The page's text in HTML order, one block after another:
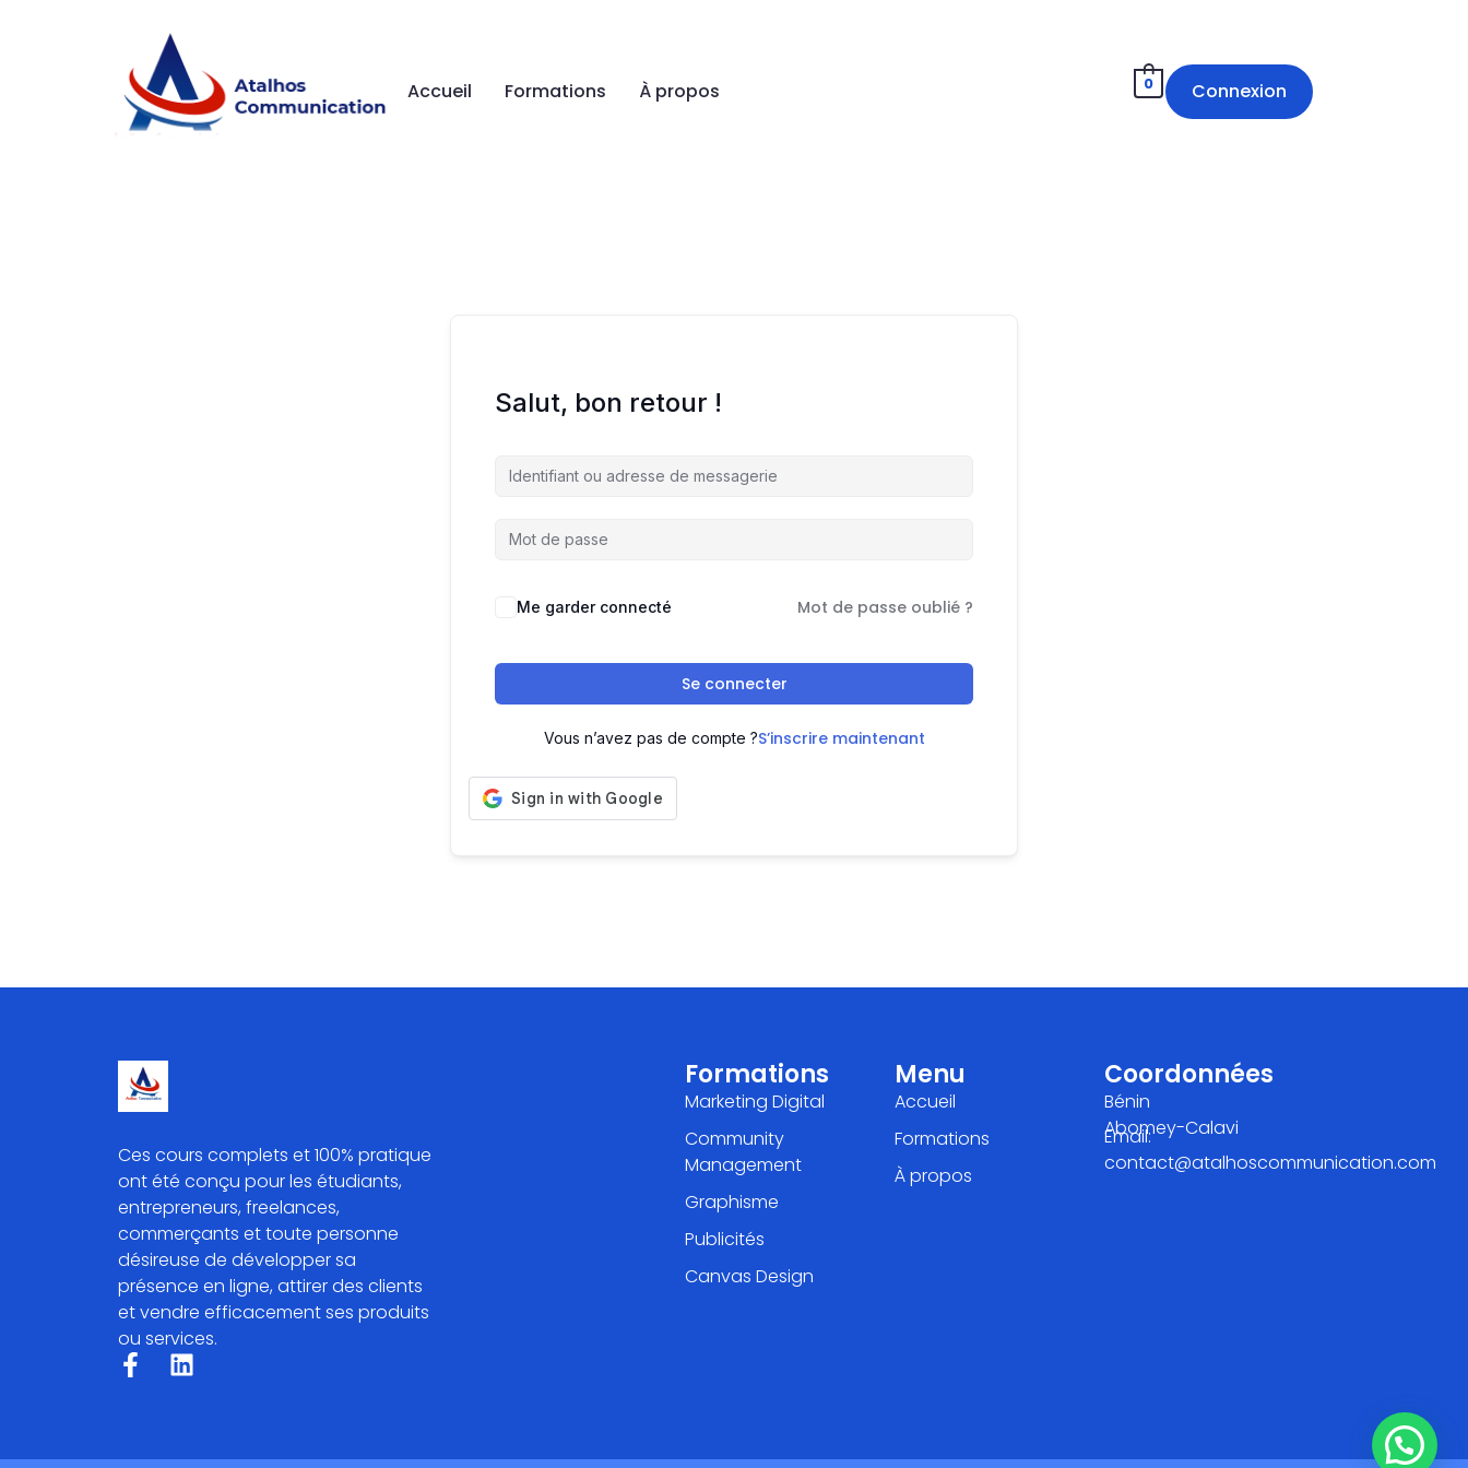
Accueil Formations À propos 0 Connexion
Salut, bon retour !
Me garder connecté Mot de passe oublié ?
Se connecter
Vous n’avez pas de compte ?S’inscrire maintenant
Ces cours complets et 100% pratique
ont été conçu pour les étudiants,
entrepreneurs, freelances,
commerçants et toute personne
désireuse de développer sa
présence en ligne, attirer des clients
et vendre efficacement ses produits
ou services.
Formations
Marketing Digital
Community
Management
Graphisme
Publicités
Canvas Design
Menu
Accueil
Formations
À propos
Coordonnées
Bénin
Abomey-Calavi
Email:
contact@atalhoscommunication.com